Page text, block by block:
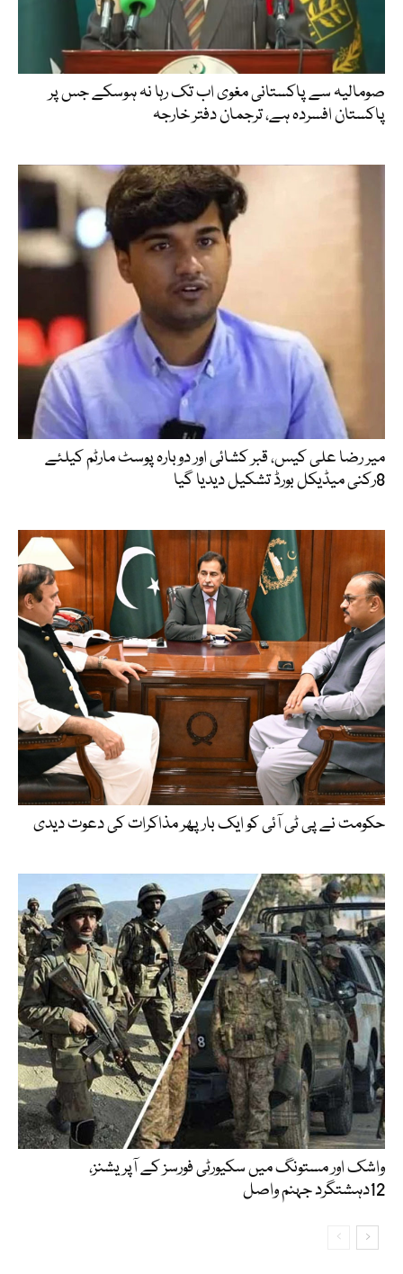
صومالیہ سے پاکستانی مغوی اب تک رہا نہ ہوسکے جس پر
پاکستان افسردہ ہے، ترجمان دفتر خارجہ
میر رضا علی کیس، قبر کشائی اور دوبارہ پوسٹ مارٹم کیلئے
8رکنی میڈیکل بورڈ تشکیل دیدیا گیا
حکومت نے پی ٹی آئی کو ایک بارپھر مذاکرات کی دعوت دیدی
واشک اور مستونگ میں سکیورٹی فورسز کے آپریشنز،
12دہشتگرد جہنم واصل